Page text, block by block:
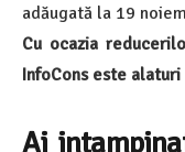
adăugată la 19
Cu ocazia
InfoCons este
Ai